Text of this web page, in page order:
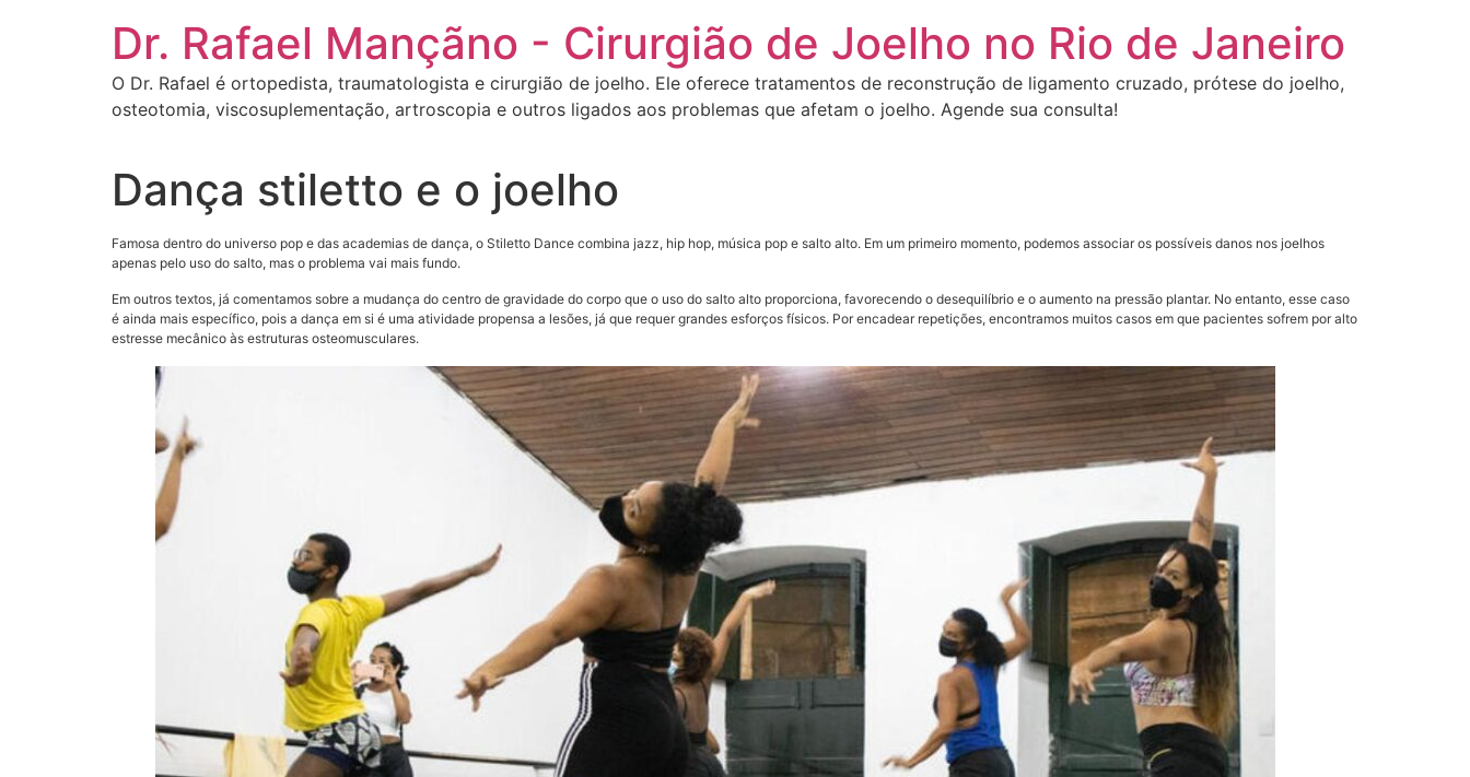
Dr. Rafael Mançãno - Cirurgião de Joelho no Rio de Janeiro
O Dr. Rafael é ortopedista, traumatologista e cirurgião de joelho. Ele oferece tratamentos de reconstrução de ligamento cruzado, prótese do joelho,
osteotomia, viscosuplementação, artroscopia e outros ligados aos problemas que afetam o joelho. Agende sua consulta!
Dança stiletto e o joelho
Famosa dentro do universo pop e das academias de dança, o Stiletto Dance combina jazz, hip hop, música pop e salto alto. Em um primeiro momento, podemos associar os possíveis danos nos joelhos
apenas pelo uso do salto, mas o problema vai mais fundo.
Em outros textos, já comentamos sobre a mudança do centro de gravidade do corpo que o uso do salto alto proporciona, favorecendo o desequilíbrio e o aumento na pressão plantar. No entanto, esse caso
é ainda mais específico, pois a dança em si é uma atividade propensa a lesões, já que requer grandes esforços físicos. Por encadear repetições, encontramos muitos casos em que pacientes sofrem por alto
estresse mecânico às estruturas osteomusculares.